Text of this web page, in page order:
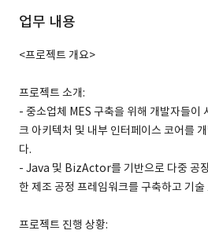
업무 내용
<프로젝트 개요>
프로젝트 소개:
- 중소업체 MES 구축을 위해 개발자들이
크 아키텍처 및 내부 인터페이스 코어를
다.
- Java 및 BizActor를 기반으로 다중 공
한 제조 공정 프레임워크를 구축하고 기
프로젝트 진행 상황: